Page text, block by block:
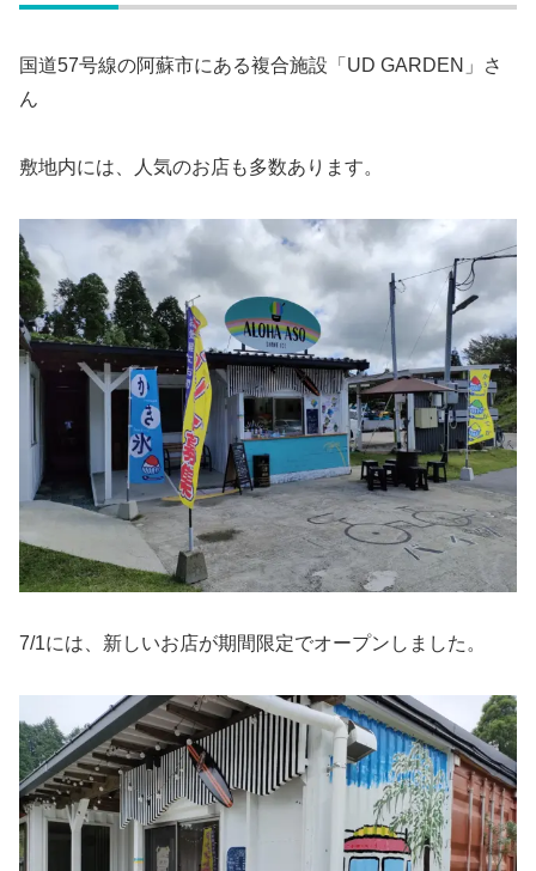
国道57号線の阿蘇市にある複合施設「UD GARDEN」さ
ん
敷地内には、人気のお店も多数あります。
7/1には、新しいお店が期間限定でオープンしました。